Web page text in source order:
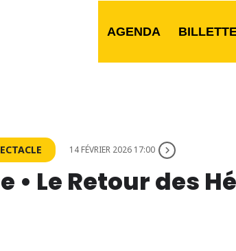
AGENDA
14 FÉVRIER 2026 17:00
• Le Retour des